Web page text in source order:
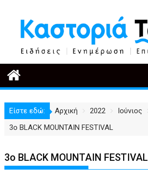
περιεχόμενο
Είστε εδώ: Αρχική 2022 Ιούνιος
3o BLACK MOUNTAIN FESTIVAL
3o BLACK MOUNTAIN FESTIVAL